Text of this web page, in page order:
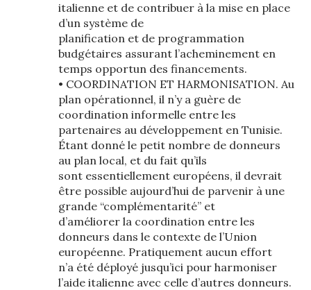
italienne et de contribuer à la mise en place
d’un système de
planification et de programmation
budgétaires assurant l’acheminement en
temps opportun des financements.
• COORDINATION ET HARMONISATION. Au
plan opérationnel, il n’y a guère de
coordination informelle entre les
partenaires au développement en Tunisie.
Étant donné le petit nombre de donneurs
au plan local, et du fait qu’ils
sont essentiellement européens, il devrait
être possible aujourd’hui de parvenir à une
grande “complémentarité” et
d’améliorer la coordination entre les
donneurs dans le contexte de l’Union
européenne. Pratiquement aucun effort
n’a été déployé jusqu’ici pour harmoniser
l’aide italienne avec celle d’autres donneurs.